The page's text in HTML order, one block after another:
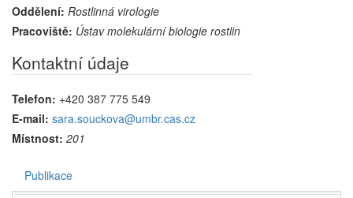
Oddělení: Rostlinná virologie
Pracoviště: Ústav molekulární biologie rostlin
Kontaktní údaje
Telefon: +420 387 775 549
E-mail: sara.souckova@umbr.cas.cz
Místnost: 201
Publikace